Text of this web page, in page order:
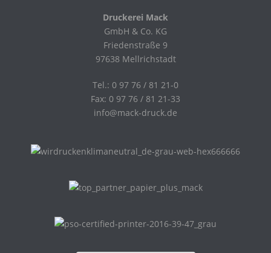
Druckerei Mack
GmbH & Co. KG
Friedenstraße 9
97638 Mellrichstadt
Tel.: 0 97 76 / 81 21-0
Fax: 0 97 76 / 81 21-33
info@mack-druck.de